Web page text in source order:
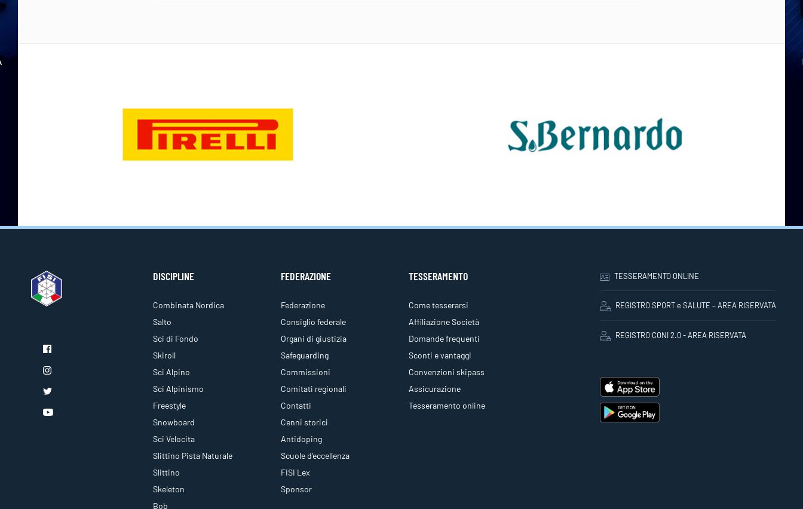
DISCIPLINE
Combinata Nordica
Salto
Sci di Fondo
Skiroll
Sci Alpino
Sci Alpinismo
Freestyle
Snowboard
Sci Velocita
Slittino Pista Naturale
Slittino
Skeleton
Bob
FEDERAZIONE
Federazione
Consiglio federale
Organi di giustizia
Safeguarding
Commissioni
Comitati regionali
Contatti
Cenni storici
Antidoping
Scuole d'eccellenza
FISI Lex
Sponsor
TESSERAMENTO
Come tesserarsi
Affiliazione Società
Domande frequenti
Sconti e vantaggi
Convenzioni skipass
Assicurazione
Tesseramento online
TESSERAMENTO ONLINE
REGISTRO SPORT e SALUTE – AREA RISERVATA
REGISTRO CONI 2.0 - AREA RISERVATA